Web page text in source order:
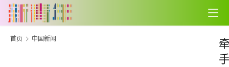
首页 中国新闻